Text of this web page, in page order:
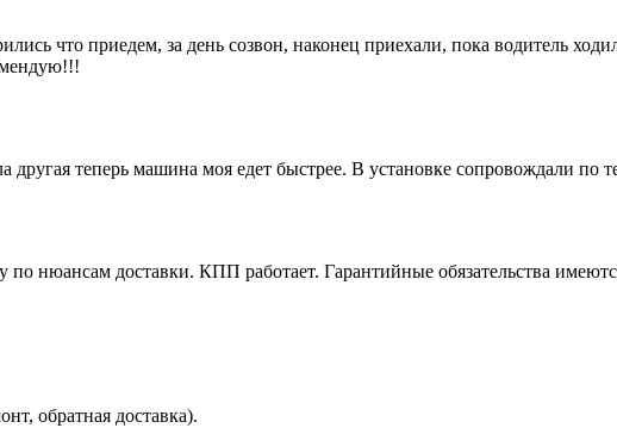
что приедем, за день созвон, наконец приехали, пока водитель
теперь машина моя едет быстрее. В установке сопровождали по
нюансам доставки. КПП работает. Гарантийные обязательства
обратная доставка).